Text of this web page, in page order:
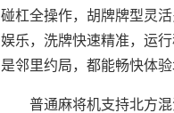
碰杠全操作，胡牌牌型灵
娱乐，洗牌快速精准，运
是邻里约局，都能畅快体验
普通麻将机支持北方